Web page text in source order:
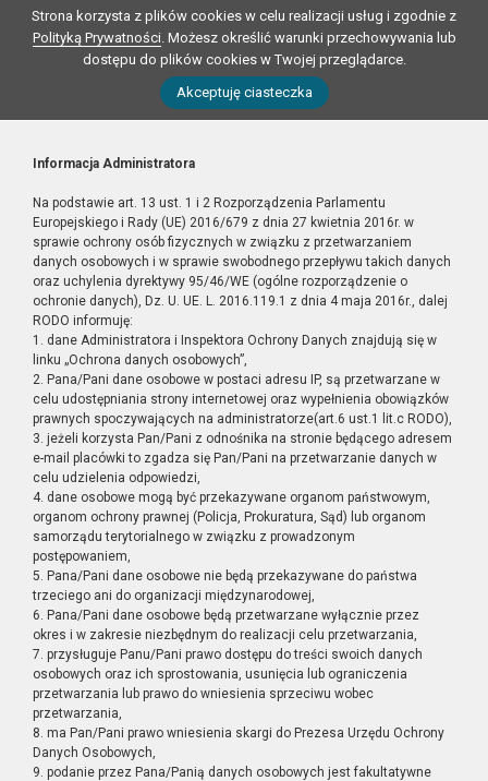
Strona korzysta z plików cookies w celu realizacji usług i zgodnie z
Polityką Prywatności. Możesz określić warunki przechowywania lub
dostępu do plików cookies w Twojej przeglądarce.
Akceptuję ciasteczka
Informacja Administratora
Na podstawie art. 13 ust. 1 i 2 Rozporządzenia Parlamentu
Europejskiego i Rady (UE) 2016/679 z dnia 27 kwietnia 2016r. w
sprawie ochrony osób fizycznych w związku z przetwarzaniem
danych osobowych i w sprawie swobodnego przepływu takich danych
oraz uchylenia dyrektywy 95/46/WE (ogólne rozporządzenie o
ochronie danych), Dz. U. UE. L. 2016.119.1 z dnia 4 maja 2016r., dalej
RODO informuję:
1. dane Administratora i Inspektora Ochrony Danych znajdują się w
linku „Ochrona danych osobowych”,
2. Pana/Pani dane osobowe w postaci adresu IP, są przetwarzane w
celu udostępniania strony internetowej oraz wypełnienia obowiązków
prawnych spoczywających na administratorze(art.6 ust.1 lit.c RODO),
3. jeżeli korzysta Pan/Pani z odnośnika na stronie będącego adresem
e-mail placówki to zgadza się Pan/Pani na przetwarzanie danych w
celu udzielenia odpowiedzi,
4. dane osobowe mogą być przekazywane organom państwowym,
organom ochrony prawnej (Policja, Prokuratura, Sąd) lub organom
samorządu terytorialnego w związku z prowadzonym
postępowaniem,
5. Pana/Pani dane osobowe nie będą przekazywane do państwa
trzeciego ani do organizacji międzynarodowej,
6. Pana/Pani dane osobowe będą przetwarzane wyłącznie przez
okres i w zakresie niezbędnym do realizacji celu przetwarzania,
7. przysługuje Panu/Pani prawo dostępu do treści swoich danych
osobowych oraz ich sprostowania, usunięcia lub ograniczenia
przetwarzania lub prawo do wniesienia sprzeciwu wobec
przetwarzania,
8. ma Pan/Pani prawo wniesienia skargi do Prezesa Urzędu Ochrony
Danych Osobowych,
9. podanie przez Pana/Panią danych osobowych jest fakultatywne